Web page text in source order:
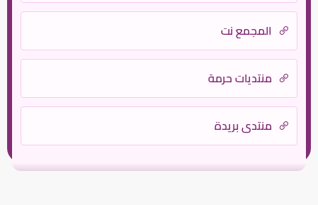
المجمع نت
منتديات حرمة
منتدى بريدة